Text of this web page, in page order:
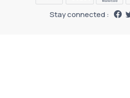
Stay connected :